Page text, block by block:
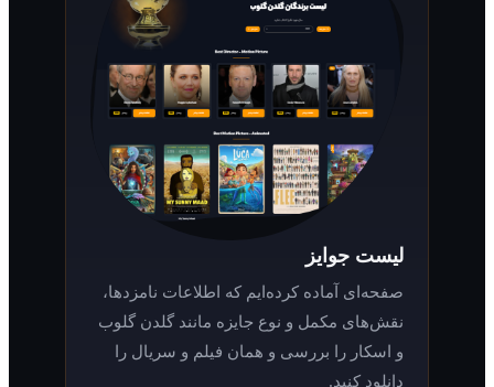
لیست جوایز
صفحه‌ای آماده کرده‌ایم که اطلاعات نامزدها،
نقش‌های مکمل و نوع جایزه مانند گلدن گلوب
و اسکار را بررسی و همان فیلم و سریال را